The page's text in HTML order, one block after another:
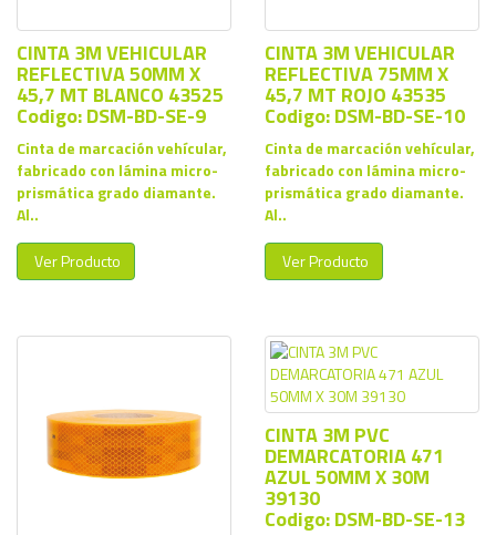
CINTA 3M VEHICULAR
REFLECTIVA 50MM X
45,7 MT BLANCO 43525
Codigo: DSM-BD-SE-9
Cinta de marcación vehícular,
fabricado con lámina micro-
prismática grado diamante.
Al..
Ver Producto
CINTA 3M VEHICULAR
REFLECTIVA 75MM X
45,7 MT ROJO 43535
Codigo: DSM-BD-SE-10
Cinta de marcación vehícular,
fabricado con lámina micro-
prismática grado diamante.
Al..
Ver Producto
CINTA 3M PVC
DEMARCATORIA 471
AZUL 50MM X 30M
39130
Codigo: DSM-BD-SE-13